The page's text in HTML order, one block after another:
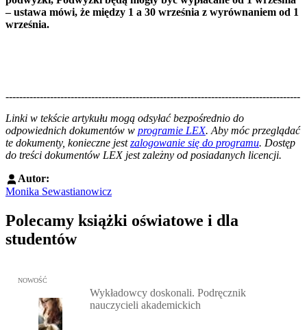
– ustawa mówi, że między 1 a 30 września z wyrównaniem od 1
września.
--------------------------------------------------------------------------------------
Linki w tekście artykułu mogą odsyłać bezpośrednio do
odpowiednich dokumentów w programie LEX. Aby móc przeglądać
te dokumenty, konieczne jestzalogowanie się do programu. Dostęp
do treści dokumentów LEX jest zależny od posiadanych licencji.
Autor:
Monika Sewastianowicz
Polecamy książki oświatowe i dla
studentów
Przejdź do: Wykładowcy doskonali. Podręcznik nauczycieli
NOWOŚĆ
Wykładowcy doskonali. Podręcznik
nauczycieli akademickich